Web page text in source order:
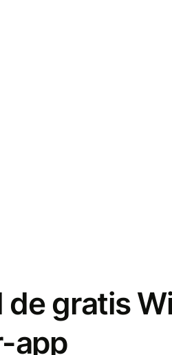
de gratis
app